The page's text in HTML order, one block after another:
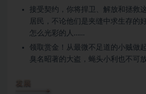
接受契约，你将捍卫、解放和拯救
居民，不论他们是夹缝中求生存的
怎么光彩的人……
领取赏金！从最微不足道的小贼做
臭名昭著的大盗，蝇头小利也不可放